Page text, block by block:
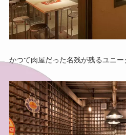
かつて肉屋だった名残が残るユニー